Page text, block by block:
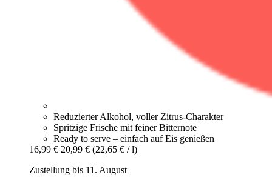
Reduzierter Alkohol, voller Zitrus-Charakter
Spritzige Frische mit feiner Bitternote
Ready to serve – einfach auf Eis genießen
16,99 € 20,99 € (22,65 € / l)
Zustellung bis 11. August